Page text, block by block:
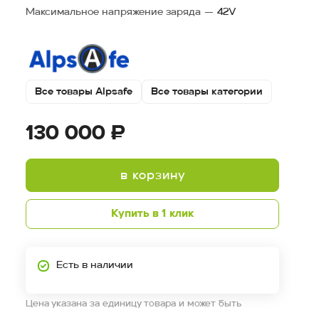
Максимальное напряжение заряда — 42V
Все товары Alpsafe Все товары категории
130 000 ₽
в корзину
Купить в 1 клик
Есть в наличии
Цена указана за единицу товара и может быть